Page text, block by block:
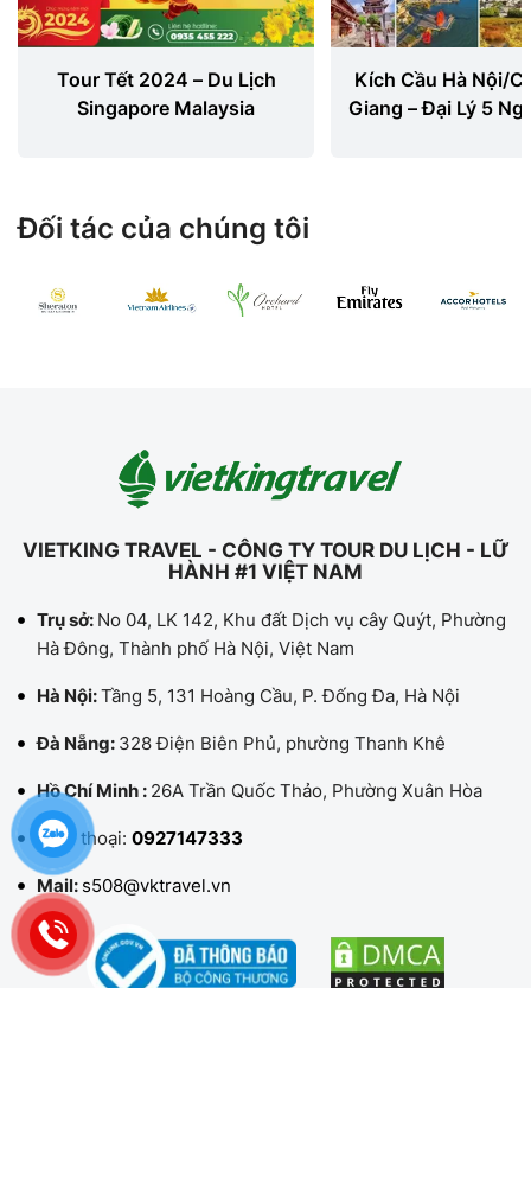
Tour Tết 2024 – Du Lịch
Singapore Malaysia
Kích Cầu Hà Nội/
Giang – Đại Lý 5
Đối tác của chúng tôi
VIETKING TRAVEL - CÔNG TY TOUR DU LỊCH - LỮ
HÀNH #1 VIỆT NAM
Trụ sở: No 04, LK 142, Khu đất Dịch vụ cây Quýt, Phường
Hà Đông, Thành phố Hà Nội, Việt Nam
Hà Nội:Tầng 5, 131 Hoàng Cầu, P. Đống Đa, Hà Nội
Đà Nẵng: 328 Điện Biên Phủ, phường Thanh Khê
Hồ Chí Minh : 26A Trần Quốc Thảo, Phường Xuân Hòa
Điện thoại: 0927147333
Mail: s508@vktravel.vn